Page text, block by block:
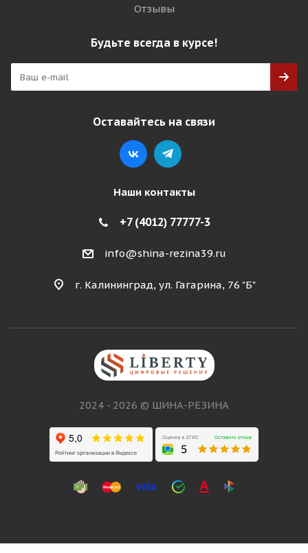
Отзывы
Будьте всегда в курсе!
Оставайтесь на связи
Наши контакты
+7 (4012) 77777-3
info@shina-rezina39.ru
г. Калининград, ул. Гагарина, 76 "Б"
2024 - 2026 © ШИНА-РЕЗИНА